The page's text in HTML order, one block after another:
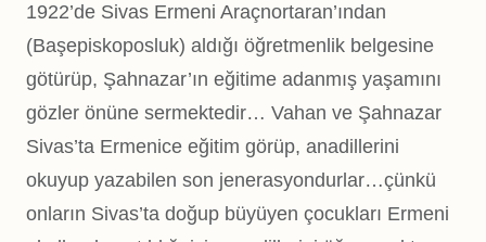
1922’de Sivas Ermeni Araçnortaran’ından
(Başepiskoposluk) aldığı öğretmenlik belgesine
götürüp, Şahnazar’ın eğitime adanmış yaşamını
gözler önüne sermektedir… Vahan ve Şahnazar
Sivas’ta Ermenice eğitim görüp, anadillerini
okuyup yazabilen son jenerasyondurlar…çünkü
onların Sivas’ta doğup büyüyen çocukları Ermeni